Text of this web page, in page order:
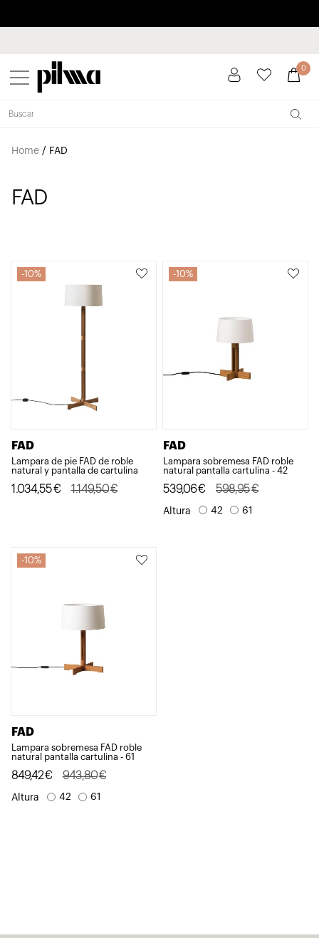
pilma 0
Home/ FAD
FAD
10%
FAD
Lampara de pie FAD de roble
natural y pantalla de cartulina
1.149,50€
El
1.149,50€.
1.034,55€
El
1.034,55€.
10%
FAD
Lampara sobremesa FAD roble
natural pantalla cartulina - 42
598,95€
El
precio
539,06€
El
precio
Altura 42 61
10%
FAD
Lampara sobremesa FAD roble
natural pantalla cartulina - 61
943,80€
El
precio
849,42€
El
precio
Altura 42 61